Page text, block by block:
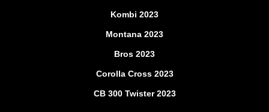
Kombi 2023
Montana 2023
Bros 2023
Corolla Cross 2023
CB 300 Twister 2023